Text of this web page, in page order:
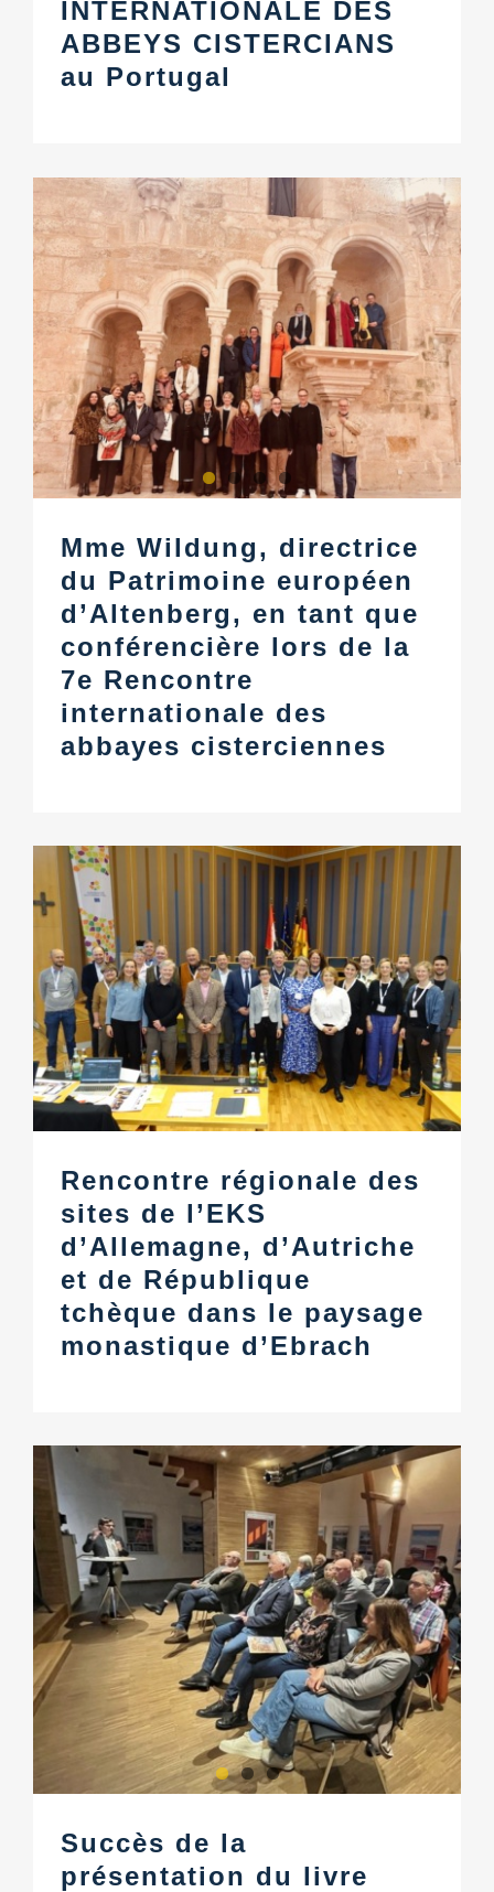
INTERNATIONALE DES
ABBEYS CISTERCIANS
au Portugal
Mme Wildung, directrice
du Patrimoine européen
d’Altenberg, en tant que
conférencière lors de la
7e Rencontre
internationale des
abbayes cisterciennes
Rencontre régionale des
sites de l’EKS
d’Allemagne, d’Autriche
et de République
tchèque dans le paysage
monastique d’Ebrach
Succès de la
présentation du livre